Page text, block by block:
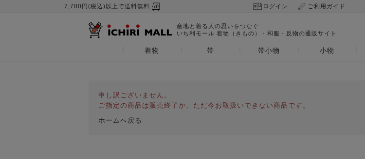
7,700円(税込)以上で送料無料 ログイン ご利用ガイド
産地と着る人の思いをつなぐ
いち利モール 着物（きもの）・和服・反物の通販サイト
着物 帯 帯小物 小物
申し訳ございません。
ご指定の商品は販売終了か、ただ今お取扱いできない商品です。
ホームへ戻る